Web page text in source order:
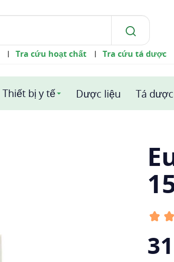
| Tra cứu hoạt chất | Tra cứu tá dược
Thiết bị y tế Dược liệu Tá dược